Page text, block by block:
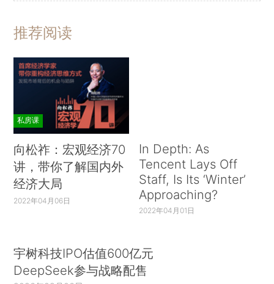
推荐阅读
私房课
向松祚：宏观经济70
讲，带你了解国内外
经济大局
2022年04月06日
In Depth: As
Tencent Lays Off
Staff, Is Its ‘Winter’
Approaching?
2022年04月01日
宇树科技IPO估值600亿元
DeepSeek参与战略配售